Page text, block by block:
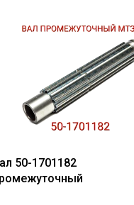
50-1701182